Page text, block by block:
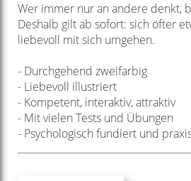
Wer immer nur an andere denkt,
Deshalb gilt ab sofort: sich öfter
liebevoll mit sich umgehen.
- Durchgehend zweifarbig
- Liebevoll illustriert
- Kompetent, interaktiv, attraktiv
- Mit vielen Tests und Übungen
- Psychologisch fundiert und